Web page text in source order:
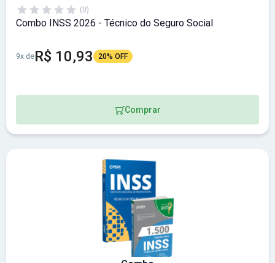
(0)
Combo INSS 2026 - Técnico do Seguro Social
9x deR$ 10,93 20% OFF
Comprar